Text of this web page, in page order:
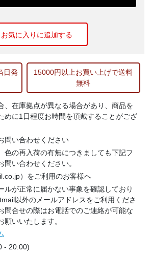
お気に入りに追加する
日発
15000円以上お買い上げで送料
無料
、在庫拠点が異なる場合があり、商品を
めに1日程度お時間を頂戴することがござ
問い合わせください
色の再入荷の有無につきましても下記フ
問い合わせください。
）をご利用のお客様へ
ルが正常に届かない事象を確認しており
以外のメールアドレスをご利用くださ
問合せの際はお電話でのご連絡が可能な
願いいたします。
- 20:00)